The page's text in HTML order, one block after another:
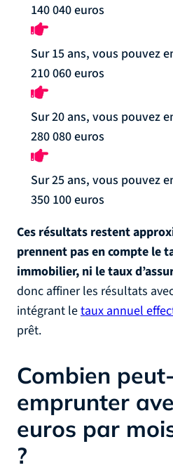
140 040 euros
Sur 15 ans, vous pouvez
210 060 euros
Sur 20 ans, vous pouvez
280 080 euros
Sur 25 ans, vous pouvez
350 100 euros
Ces résultats restent
prennent pas en compte le
immobilier, ni le taux
donc affiner les résultats
intégrant letaux annuel
prêt.
Combien
emprunter
euros par
?